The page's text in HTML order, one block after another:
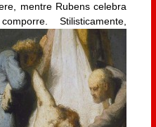
mentre Rubens celebra
Stilisticamente,